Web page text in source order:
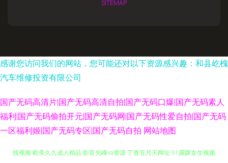
SITEMAP
感谢您访问我们的网站，您可能还对以下资源感兴趣：和县屹槐
汽车维修投资有限公司
国产无码高清片|国产无码高清自拍|国产无码口爆|国产无码素人
福利|国产无码偷拍开元|国产无码网|国产无码性爱自拍|国产无码
一区福利姬|国产无码专区|国产无码自拍 网站地图